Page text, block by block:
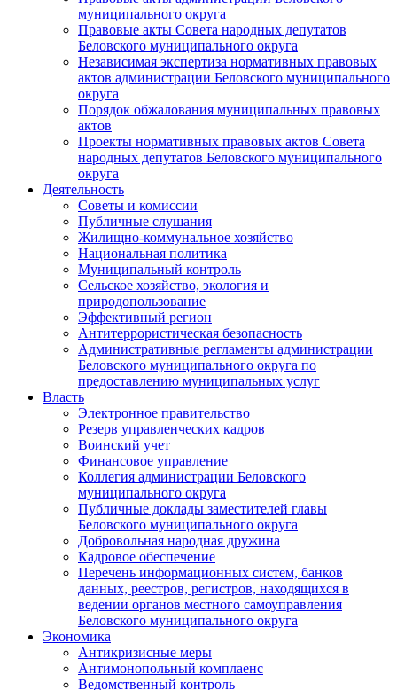
муниципального округа
Правовые акты Совета народных депутатов
Беловского муниципального округа
Независимая экспертиза нормативных правовых
актов администрации Беловского муниципального
округа
Порядок обжалования муниципальных правовых
актов
Проекты нормативных правовых актов Совета
народных депутатов Беловского муниципального
округа
Деятельность
Советы и комиссии
Публичные слушания
Жилищно-коммунальное хозяйство
Национальная политика
Муниципальный контроль
Сельское хозяйство, экология и
природопользование
Эффективный регион
Антитеррористическая безопасность
Административные регламенты администрации
Беловского муниципального округа по
предоставлению муниципальных услуг
Власть
Электронное правительство
Резерв управленческих кадров
Воинский учет
Финансовое управление
Коллегия администрации Беловского
муниципального округа
Публичные доклады заместителей главы
Беловского муниципального округа
Добровольная народная дружина
Кадровое обеспечение
Перечень информационных систем, банков
данных, реестров, регистров, находящихся в
ведении органов местного самоуправления
Беловского муниципального округа
Экономика
Антикризисные меры
Антимонопольный комплаенс
Ведомственный контроль